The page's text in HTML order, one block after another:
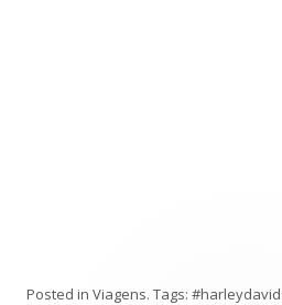
Posted in Viagens. Tags: